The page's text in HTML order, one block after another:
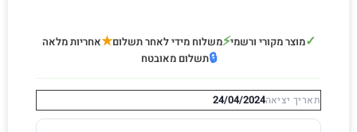
✓מוצר מקורי ורשמי⚡משלוח מידי לאחר תשלום★אחריות מלאה
🔒תשלום מאובטח
תאריך יציאה24/04/2024